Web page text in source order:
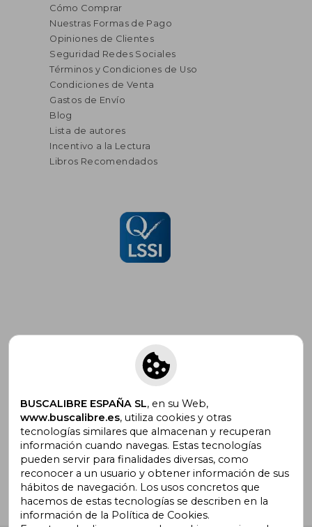
Cómo Comprar
Nuestras Formas de Pago
Opiniones de Clientes
Seguridad Redes Sociales
Términos y Condiciones de Uso
Condiciones de Venta
Gastos de Envío
Blog
Lista de autores
Incentivo a la Lectura
Libros Recomendados
Suscríbete para recibir ofertas y
promociones
¿Necesitas ayuda?
Ir a Centro de Soporte
BUSCALIBRE ESPAÑA SL, en su Web,
www.buscalibre.es, utiliza cookies y otras
tecnologías similares que almacenan y recuperan
información cuando navegas. Estas tecnologías
pueden servir para finalidades diversas, como
reconocer a un usuario y obtener información de sus
hábitos de navegación. Los usos concretos que
hacemos de estas tecnologías se describen en la
información de la Política de Cookies.